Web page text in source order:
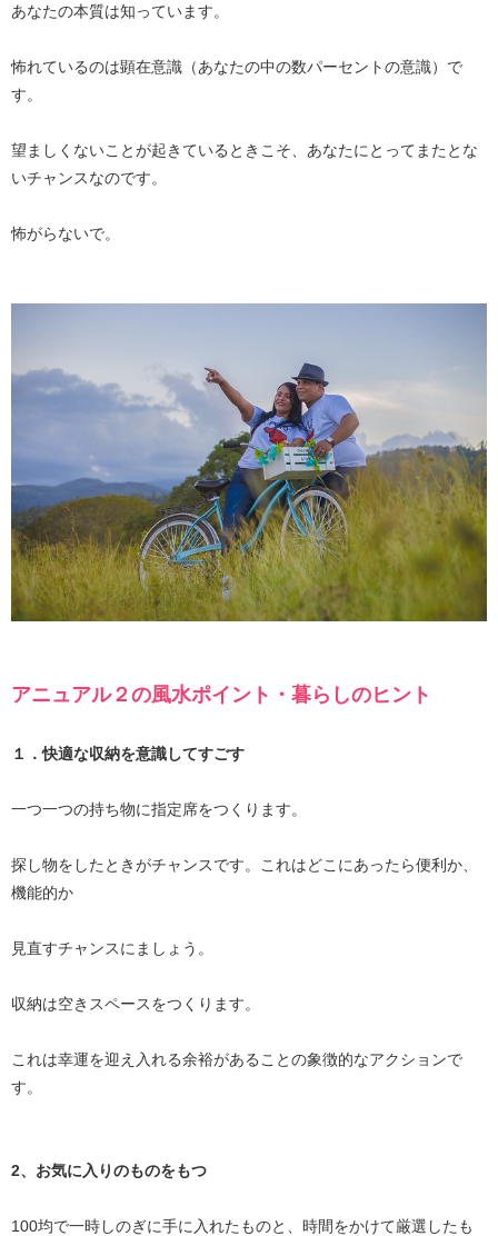
あなたの本質は知っています。
怖れているのは顕在意識（あなたの中の数パーセントの意識）で
す。
望ましくないことが起きているときこそ、あなたにとってまたとな
いチャンスなのです。
怖がらないで。
アニュアル２の風水ポイント・暮らしのヒント
１．快適な収納を意識してすごす
一つ一つの持ち物に指定席をつくります。
探し物をしたときがチャンスです。これはどこにあったら便利か、
機能的か
見直すチャンスにましょう。
収納は空きスペースをつくります。
これは幸運を迎え入れる余裕があることの象徴的なアクションで
す。
2、お気に入りのものをもつ
100均で一時しのぎに手に入れたものと、時間をかけて厳選したも